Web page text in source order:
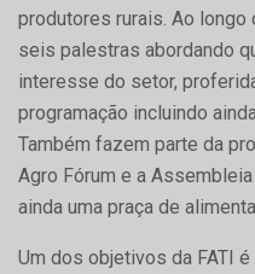
produtores rurais. Ao
seis palestras abordando
interesse do setor,
programação incluindo
Também fazem parte da
Agro Fórum e a
ainda uma praça de
Um dos objetivos da FATI